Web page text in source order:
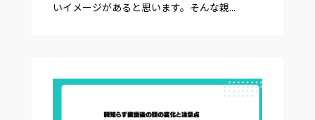
いイメージがあると思います。そんな親...